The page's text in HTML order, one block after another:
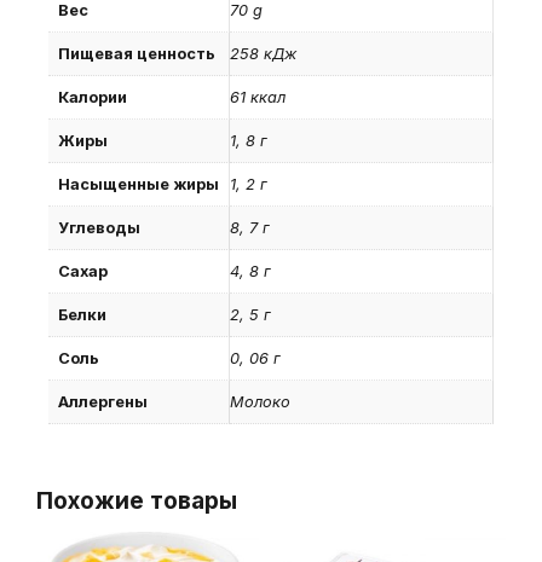
Вес 70 g
Пищевая ценность 258 кДж
Калории 61 ккал
Жиры 1, 8 г
Насыщенные жиры 1, 2 г
Углеводы 8, 7 г
Сахар 4, 8 г
Белки 2, 5 г
Соль 0, 06 г
Аллергены Молоко
Похожие товары